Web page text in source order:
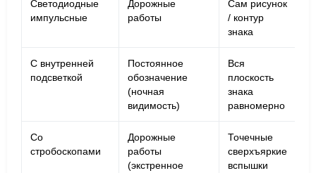
Светодиодные
импульсные
Дорожные
работы
Сам рисунок
/ контур
знака
С внутренней
подсветкой
Постоянное
обозначение
(ночная
видимость)
Вся
плоскость
знака
равномерно
Со
стробоскопами
Дорожные
работы
(экстренное
Точечные
сверхъяркие
вспышки